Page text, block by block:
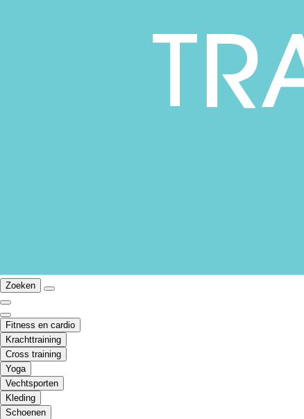
Zoeken
Fitness en cardio
Krachttraining
Cross training
Yoga
Vechtsporten
Kleding
Schoenen